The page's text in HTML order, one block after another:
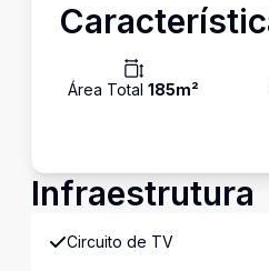
Área Total 185m²
Infraestrutura
Circuito de TV